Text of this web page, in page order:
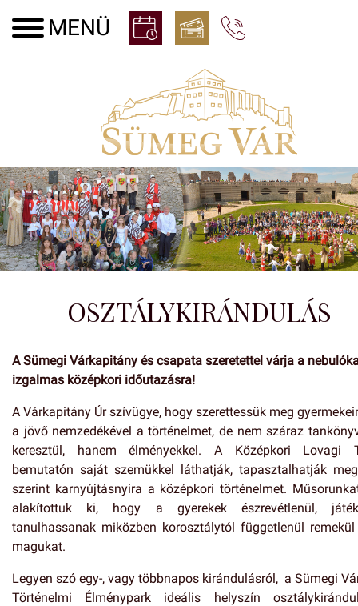
OSZTÁLYKIRÁNDULÁS
A Sümegi Várkapitány és csapata szeretettel várja a
izgalmas középkori időutazásra!
A Várkapitány Úr szívügye, hogy szerettessük meg
a jövő nemzedékével a történelmet, de nem száraz
keresztül, hanem élményekkel. A Középkori Lovagi
bemutatón saját szemükkel láthatják, tapasztalhatják
szerint karnyújtásnyira a középkori történelmet.
alakítottuk ki, hogy a gyerekek észrevétlenül,
tanulhassanak miközben korosztálytól függetlenül
magukat.
Legyen szó egy-, vagy többnapos kirándulásról, a Sümegi
Történelmi Élménypark ideális helyszín